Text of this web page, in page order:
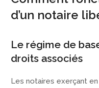
d’un notaire
Le régime de
droits associés
Les notaires exerçant